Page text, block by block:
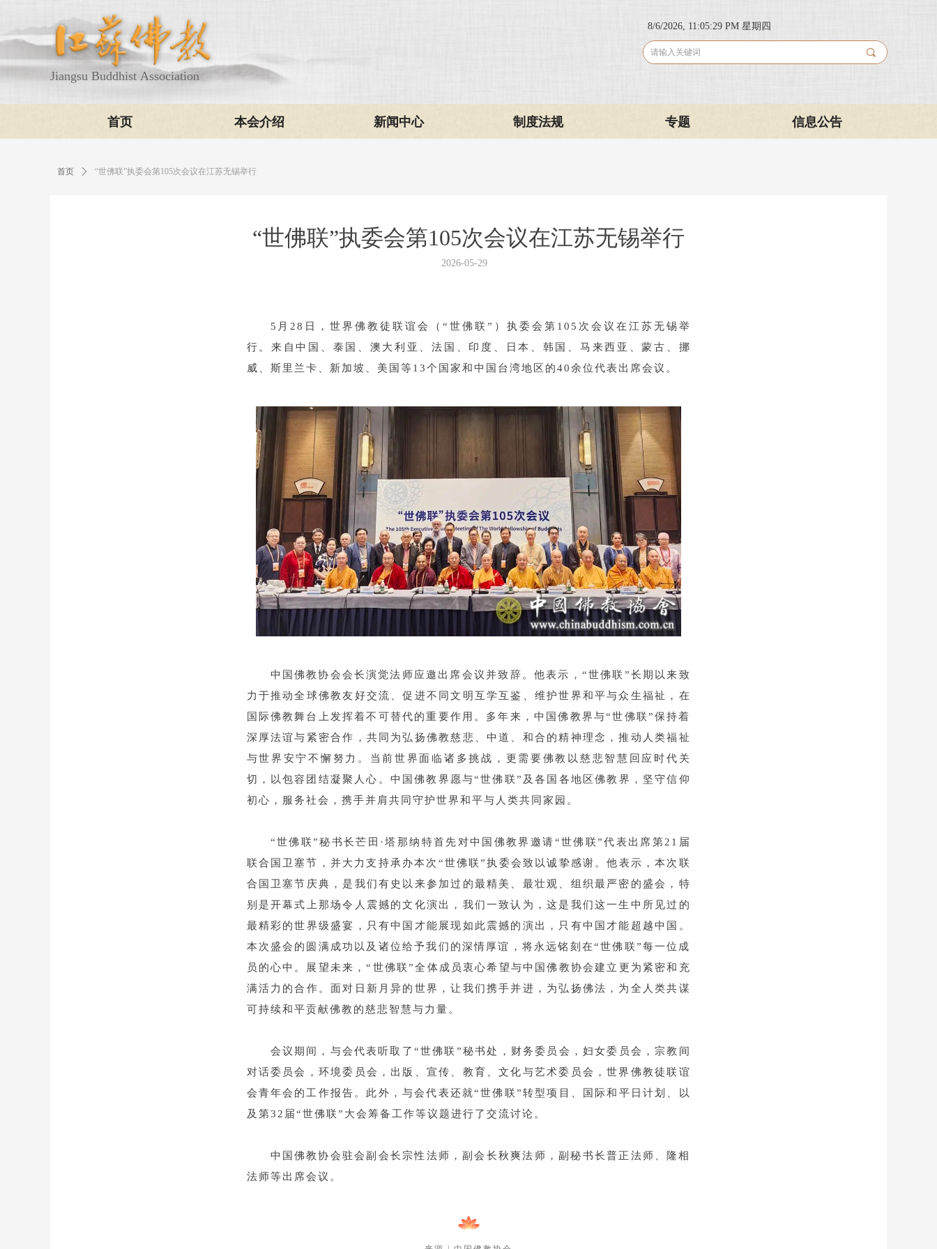
끠
8/6/2026, 11:05:29 PM 星期四
Jiangsu Buddhist Association
首页 本会介绍 新闻中心 制度法规 专题 信息公告
5月28日，世界佛教徒联谊会（“世佛联”）执委会第105次会议在江苏无锡举
行。来自中国、泰国、澳大利亚、法国、印度、日本、韩国、马来西亚、蒙古、挪
威、斯里兰卡、新加坡、美国等13个国家和中国台湾地区的40余位代表出席会议。
中国佛教协会会长演觉法师应邀出席会议并致辞。他表示，“世佛联”长期以来致
力于推动全球佛教友好交流、促进不同文明互学互鉴、维护世界和平与众生福祉，在
国际佛教舞台上发挥着不可替代的重要作用。多年来，中国佛教界与“世佛联”保持着
深厚法谊与紧密合作，共同为弘扬佛教慈悲、中道、和合的精神理念，推动人类福祉
与世界安宁不懈努力。当前世界面临诸多挑战，更需要佛教以慈悲智慧回应时代关
切，以包容团结凝聚人心。中国佛教界愿与“世佛联”及各国各地区佛教界，坚守信仰
初心，服务社会，携手并肩共同守护世界和平与人类共同家园。
“世佛联”秘书长芒田·塔那纳特首先对中国佛教界邀请“世佛联”代表出席第21届
联合国卫塞节，并大力支持承办本次“世佛联”执委会致以诚挚感谢。他表示，本次联
合国卫塞节庆典，是我们有史以来参加过的最精美、最壮观、组织最严密的盛会，特
别是开幕式上那场令人震撼的文化演出，我们一致认为，这是我们这一生中所见过的
最精彩的世界级盛宴，只有中国才能展现如此震撼的演出，只有中国才能超越中国。
本次盛会的圆满成功以及诸位给予我们的深情厚谊，将永远铭刻在“世佛联”每一位成
员的心中。展望未来，“世佛联”全体成员衷心希望与中国佛教协会建立更为紧密和充
满活力的合作。面对日新月异的世界，让我们携手并进，为弘扬佛法，为全人类共谋
可持续和平贡献佛教的慈悲智慧与力量。
会议期间，与会代表听取了“世佛联”秘书处，财务委员会，妇女委员会，宗教间
对话委员会，环境委员会，出版、宣传、教育、文化与艺术委员会，世界佛教徒联谊
会青年会的工作报告。此外，与会代表还就“世佛联”转型项目、国际和平日计划、以
及第32届“世佛联”大会筹备工作等议题进行了交流讨论。
中国佛教协会驻会副会长宗性法师，副会长秋爽法师，副秘书长普正法师、隆相
法师等出席会议。
“世佛联”执委会第105次会议在江苏无锡举行
2026-05-29
首页 ꄲ “世佛联”执委会第105次会议在江苏无锡举行